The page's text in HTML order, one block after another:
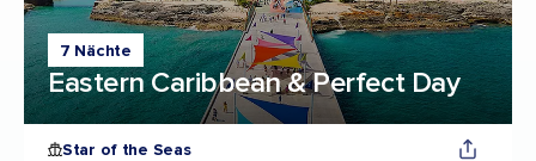
7 Nächte
Eastern Caribbean & Perfect Day
Star of the Seas